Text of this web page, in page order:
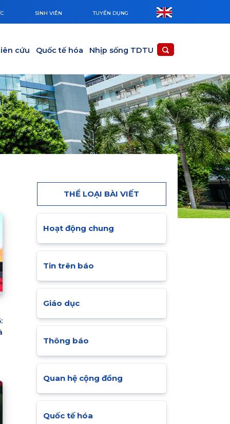
SINH VIÊN TUYỂN DỤNG
cứu Quốc tế hóa Nhịp sống TDTU
THỂ LOẠI BÀI VIẾT
Hoạt động chung
Tin trên báo
Giáo dục
Thông báo
Quan hệ cộng đồng
Quốc tế hóa